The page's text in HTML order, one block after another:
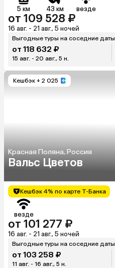
5 км 43 км везде
от 109 528 ₽
16 авг. - 21 авг., 5 ночей
Выгодные туры на соседние даты
от 118 632 ₽
15 авг. - 20 авг., 5 н.
Кешбэк + 2 025
Красная Поляна, Россия
Вальс Цветов
Кешбэк 4% по карте Т-Банка
везде
от 101 277 ₽
16 авг. - 21 авг., 5 ночей
Выгодные туры на соседние даты
от 103 258 ₽
11 авг. - 16 авг., 5 н.